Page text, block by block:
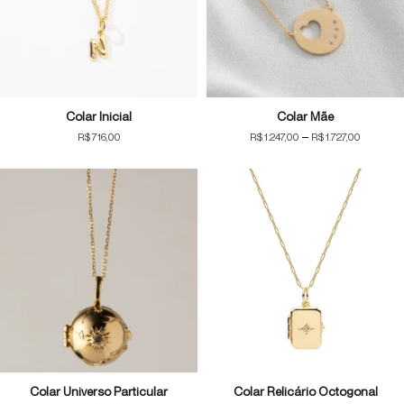
Colar Inicial
R$716,00
Colar Mãe
R$1.247,00 – R$1.727,00
through
Colar Universo Particular Colar Relicário Octogonal